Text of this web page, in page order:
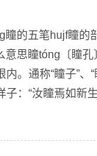
瞳的五笔hujf瞳的
思瞳tóng〔瞳孔
。通称“瞳子”、“
：“汝瞳焉如新生